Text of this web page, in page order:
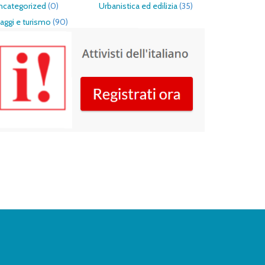
(0) Urbanistica ed edilizia(35)
e turismo (90)